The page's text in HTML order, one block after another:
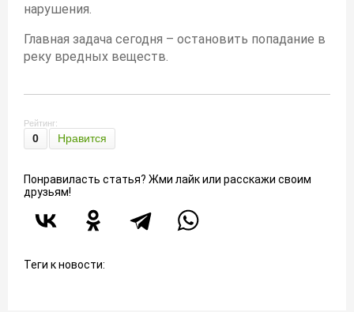
нарушения.
Главная задача сегодня – остановить попадание в
реку вредных веществ.
Рейтинг:
0 Нравится
Понравиласть статья? Жми лайк или расскажи своим
друзьям!
Теги к новости: